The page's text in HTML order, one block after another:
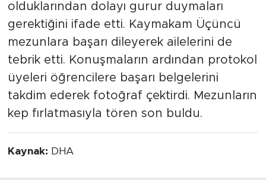
olduklarından dolayı gurur duymaları
gerektiğini ifade etti. Kaymakam Üçüncü
mezunlara başarı dileyerek ailelerini de
tebrik etti. Konuşmaların ardından protokol
üyeleri öğrencilere başarı belgelerini
takdim ederek fotoğraf çektirdi. Mezunların
kep fırlatmasıyla tören son buldu.
Kaynak: DHA